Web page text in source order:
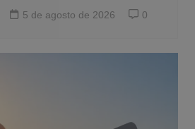
5 de agosto de 2026 0